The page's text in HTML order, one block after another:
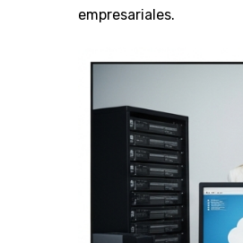
empresariales.